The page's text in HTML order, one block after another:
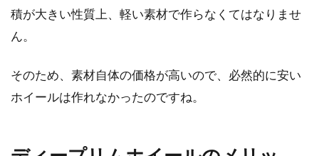
い！10万円台で選びたい
を指すことも...
積が大きい性質上、軽い素材で作らなくてはなりませ
ん。
そのため、素材自体の価格が高いので、必然的に安い
ホイールは作れなかったのですね。